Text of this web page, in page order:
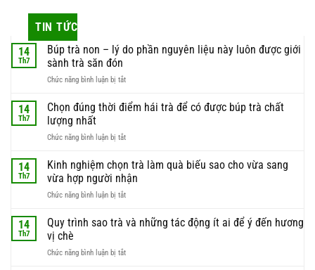
TIN TỨC
14
Th7
Búp trà non – lý do phần nguyên liệu này luôn được giới
sành trà săn đón
Chức năng bình luận bị tắtở
trà
lý
phần
nguyên
liệu
này
được
trà
14
Th7
Chọn đúng thời điểm hái trà để có được búp trà chất
lượng nhất
Chức năng bình luận bị tắtở
đúng
thời
điểm
hái
để
búp
14
Th7
Kinh nghiệm chọn trà làm quà biếu sao cho vừa sang
vừa hợp người nhận
Chức năng bình luận bị tắtở
nghiệm
làm
14
Th7
Quy trình sao trà và những tác động ít ai để ý đến hương
vị chè
Chức năng bình luận bị tắtở